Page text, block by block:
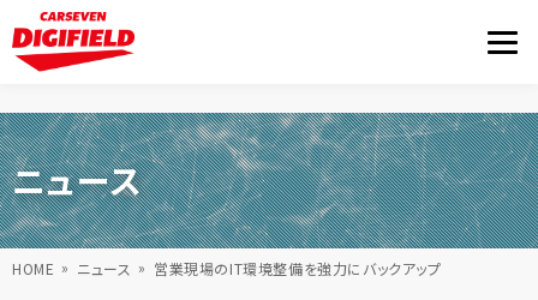
ニュース
HOME ニュース 営業現場のIT環境整備を強力にバックアップ